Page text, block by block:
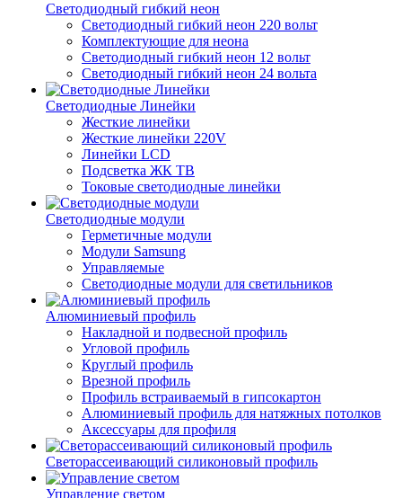
Светодиодный гибкий неон
Светодиодный гибкий неон 220 вольт
Комплектующие для неона
Светодиодный гибкий неон 12 вольт
Светодиодный гибкий неон 24 вольта
Светодиодные Линейки
Жесткие линейки
Жесткие линейки 220V
Линейки LCD
Подсветка ЖК ТВ
Токовые светодиодные линейки
Светодиодные модули
Герметичные модули
Модули Samsung
Управляемые
Светодиодные модули для светильников
Алюминиевый профиль
Накладной и подвесной профиль
Угловой профиль
Круглый профиль
Врезной профиль
Профиль встраиваемый в гипсокартон
Алюминиевый профиль для натяжных потолков
Аксессуары для профиля
Светорассеивающий силиконовый профиль
Управление светом